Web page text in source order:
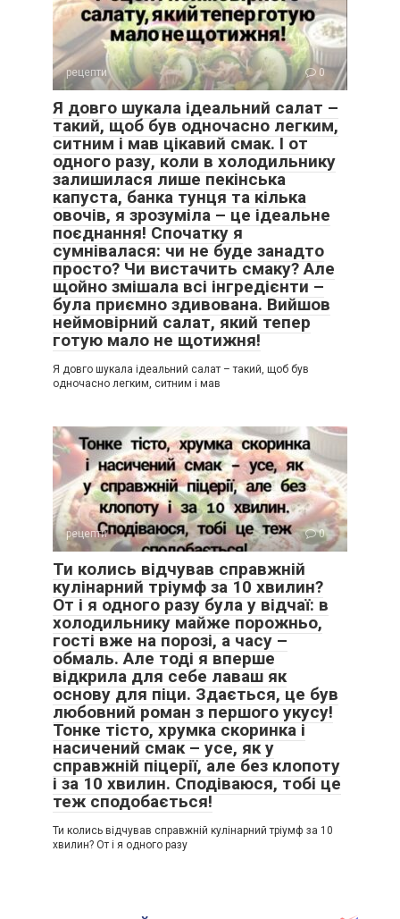
рецепти 0
Я довго шукала ідеальний салат –
такий, щоб був одночасно легким,
ситним і мав цікавий смак. І от
одного разу, коли в холодильнику
залишилася лише пекінська
капуста, банка тунця та кілька
овочів, я зрозуміла – це ідеальне
поєднання! Спочатку я
сумнівалася: чи не буде занадто
просто? Чи вистачить смаку? Але
щойно змішала всі інгредієнти –
була приємно здивована. Вийшов
неймовірний салат, який тепер
готую мало не щотижня!
Я довго шукала ідеальний салат – такий, щоб був
одночасно легким, ситним і мав
рецепти 0
Ти колись відчував справжній
кулінарний тріумф за 10 хвилин?
От і я одного разу була у відчаї: в
холодильнику майже порожньо,
гості вже на порозі, а часу –
обмаль. Але тоді я вперше
відкрила для себе лаваш як
основу для піци. Здається, це був
любовний роман з першого укусу!
Тонке тісто, хрумка скоринка і
насичений смак – усе, як у
справжній піцерії, але без клопоту
і за 10 хвилин. Сподіваюся, тобі це
теж сподобається!
Ти колись відчував справжній кулінарний тріумф за 10
хвилин? От і я одного разу